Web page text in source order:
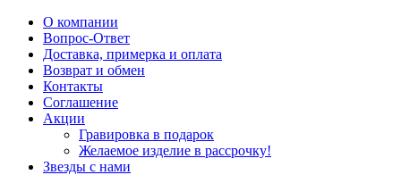
О компании
Вопрос-Ответ
Доставка, примерка и оплата
Возврат и обмен
Контакты
Соглашение
Акции
Гравировка в подарок
Желаемое изделие в рассрочку!
Звезды с нами